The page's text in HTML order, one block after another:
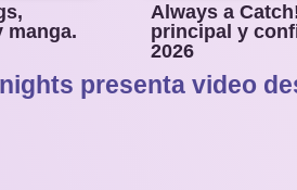
manga.
Always a
principal y
2026
presenta video